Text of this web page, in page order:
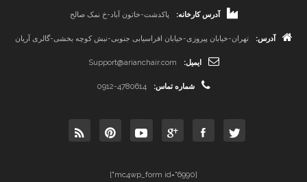
آدرس کارخانه: پاکدشت-خاتون آباد-خ نمک صالح
آدرس: تهران-خیابان پیروزی-خیابان افراسیابی جنوبی-نبش کوچه بخشی-گالری آریان
ایمیل: Support@arianchair.com
شماره تماس: 0912-4780614
[mc4wp_form id="6990"]